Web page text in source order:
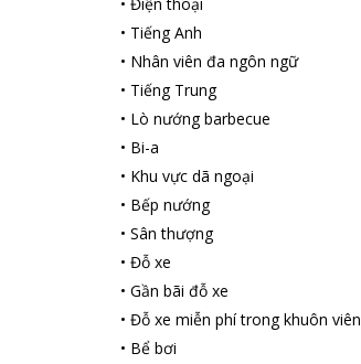
• Tiếng Anh
• Nhân viên đa ngôn ngữ
• Tiếng Trung
• Lò nướng barbecue
• Bi-a
• Khu vực dã ngoại
• Bếp nướng
• Sân thượng
• Đỗ xe
• Gần bãi đỗ xe
• Đỗ xe miễn phí trong khuôn viên
• Bể bơi